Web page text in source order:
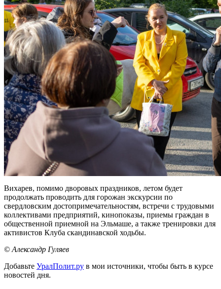
Вихарев, помимо дворовых праздников, летом будет
продолжать проводить для горожан экскурсии по
свердловским достопримечательностям, встречи с трудовыми
коллективами предприятий, кинопоказы, приемы граждан в
общественной приемной на Эльмаше, а также тренировки для
активистов Клуба скандинавской ходьбы.
© Александр Гуляев
Добавьте УралПолит.ру в мои источники, чтобы быть в курсе
новостей дня.